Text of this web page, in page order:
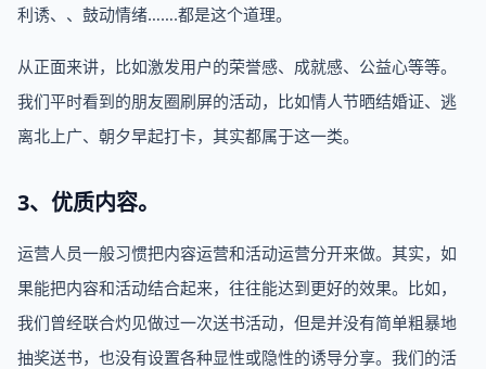
利诱、、鼓动情绪…….都是这个道理。
从正面来讲，比如激发用户的荣誉感、成就感、公益心等等。
我们平时看到的朋友圈刷屏的活动，比如情人节晒结婚证、逃
离北上广、朝夕早起打卡，其实都属于这一类。
3、优质内容。
运营人员一般习惯把内容运营和活动运营分开来做。其实，如
果能把内容和活动结合起来，往往能达到更好的效果。比如，
我们曾经联合灼见做过一次送书活动，但是并没有简单粗暴地
抽奖送书，也没有设置各种显性或隐性的诱导分享。我们的活